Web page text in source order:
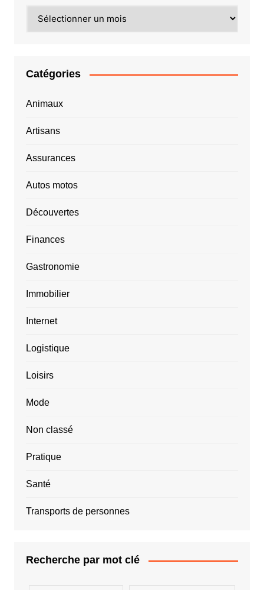
Catégories
Animaux
Artisans
Assurances
Autos motos
Découvertes
Finances
Gastronomie
Immobilier
Internet
Logistique
Loisirs
Mode
Non classé
Pratique
Santé
Transports de personnes
Recherche par mot clé